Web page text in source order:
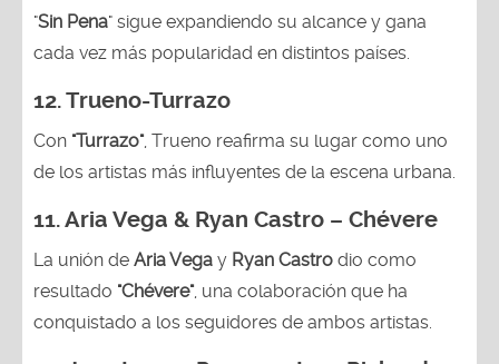
"Sin Pena" sigue expandiendo su alcance y gana
cada vez más popularidad en distintos países.
12.Trueno-Turrazo
Con "Turrazo", Trueno reafirma su lugar como uno
de los artistas más influyentes de la escena urbana.
11. Aria Vega & Ryan Castro – Chévere
La unión de Aria Vega y Ryan Castro dio como
resultado "Chévere", una colaboración que ha
conquistado a los seguidores de ambos artistas.